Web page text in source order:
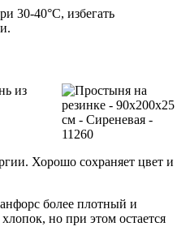
30-40°C, избегать
из
Хорошо сохраняет цвет и
более плотный и
но при этом остается